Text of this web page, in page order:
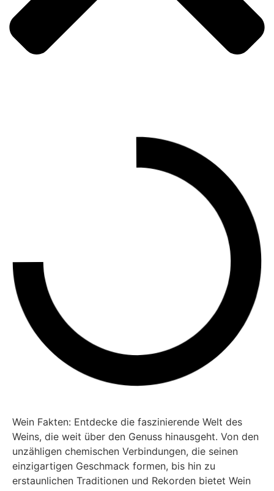
Wein Fakten: Entdecke die faszinierende Welt des
Weins, die weit über den Genuss hinausgeht. Von den
unzähligen chemischen Verbindungen, die seinen
einzigartigen Geschmack formen, bis hin zu
erstaunlichen Traditionen und Rekorden bietet Wein